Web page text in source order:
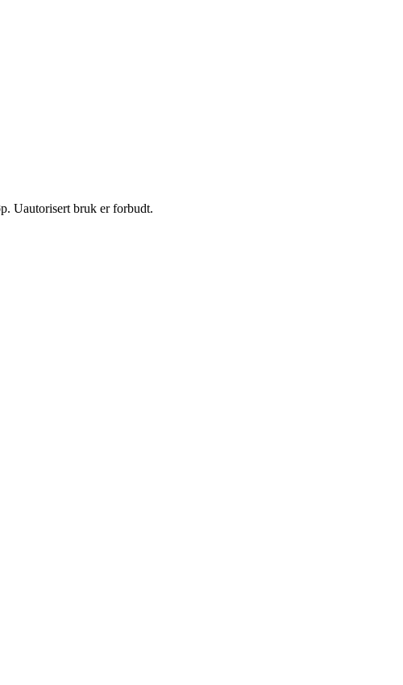
Uautorisert bruk er forbudt.